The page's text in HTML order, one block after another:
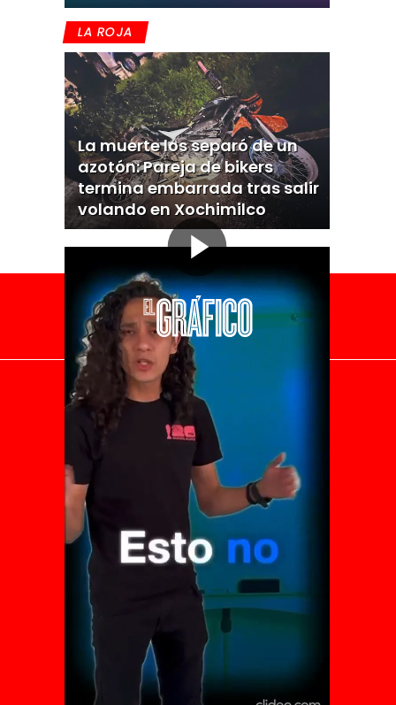
LA ROJA
La muerte los separó de un
azotón: Pareja de bikers
termina embarrada tras salir
volando en Xochimilco
El Universal
Vive USA
Clase
De 10 sports
DeDinero
Confabulario
Aviso Oportuno
Consultas